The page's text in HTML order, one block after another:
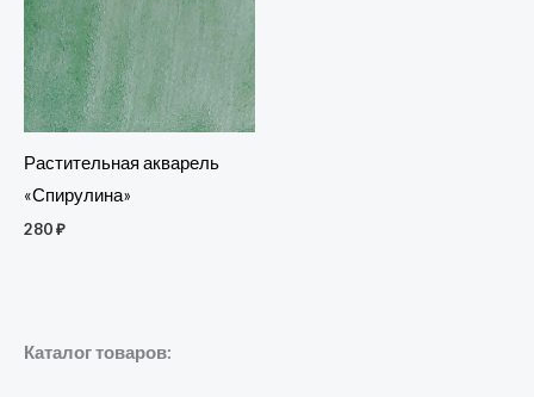
Каталог товаров:
Растительная акварель
«Спирулина»
280₽